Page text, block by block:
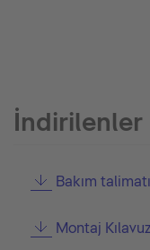
İndirilenler
Bakım talimatı
Montaj